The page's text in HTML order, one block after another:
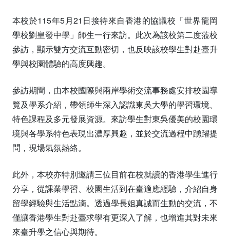
本校於115年5月21日接待來自香港的協議校「世界龍岡
學校劉皇發中學」師生一行來訪。此次為該校第二度蒞校
參訪，顯示雙方交流互動密切，也反映該校學生對赴臺升
學與校園體驗的高度興趣。
參訪期間，由本校國際與兩岸學術交流事務處安排校園導
覽及學系介紹，帶領師生深入認識東吳大學的學習環境、
特色課程及多元發展資源。來訪學生對東吳優美的校園環
境與各學系特色表現出濃厚興趣，並於交流過程中踴躍提
問，現場氣氛熱絡。
此外，本校亦特別邀請三位目前在校就讀的香港學生進行
分享，從課業學習、校園生活到在臺適應經驗，介紹自身
留學經驗與生活點滴。透過學長姐真誠而生動的交流，不
僅讓香港學生對赴臺求學有更深入了解，也增進其對未來
來臺升學之信心與期待。